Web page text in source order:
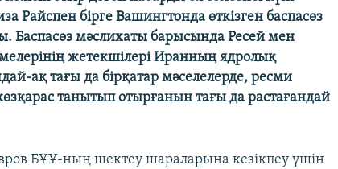
Райспен бірге Вашингтонда өткізген баспасөз
Баспасөз мәслихаты барысында Ресей мен
жетекшілері Иранның ядролық
ақ тағы да бірқатар мәселелерде, ресми
танытып отырғанын тағы да растағандай
БҰҰ-ның шектеу шараларына кезікпеу үшін